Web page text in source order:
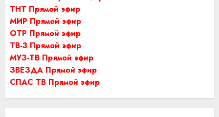
ТНТ Прямой эфир
МИР Прямой эфир
ОТР Прямой эфир
ТВ-3 Прямой эфир
МУЗ-ТВ Прямой эфир
ЗВЕЗДА Прямой эфир
СПАС ТВ Прямой эфир